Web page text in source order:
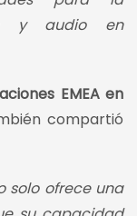
y audio en
EMEA en
compartió
solo ofrece una